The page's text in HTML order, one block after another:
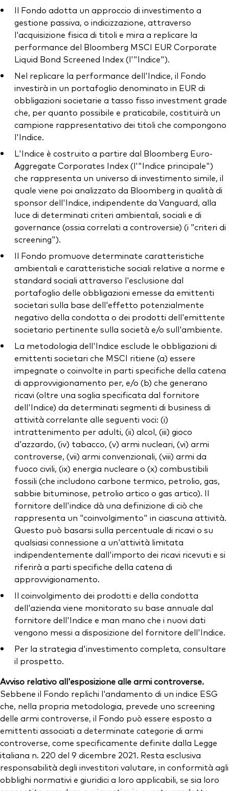
Il Fondo adotta un approccio di investimento a
gestione passiva, o indicizzazione, attraverso
l'acquisizione fisica di titoli e mira a replicare la
performance del Bloomberg MSCI EUR Corporate
Liquid Bond Screened Index (l'"Indice").
Nel replicare la performance dell'Indice, il Fondo
investirà in un portafoglio denominato in EUR di
obbligazioni societarie a tasso fisso investment grade
che, per quanto possibile e praticabile, costituirà un
campione rappresentativo dei titoli che compongono
l'Indice.
L'Indice è costruito a partire dal Bloomberg Euro-
Aggregate Corporates Index (l'"Indice principale")
che rappresenta un universo di investimento simile, il
quale viene poi analizzato da Bloomberg in qualità di
sponsor dell'Indice, indipendente da Vanguard, alla
luce di determinati criteri ambientali, sociali e di
governance (ossia correlati a controversie) (i "criteri di
screening").
Il Fondo promuove determinate caratteristiche
ambientali e caratteristiche sociali relative a norme e
standard sociali attraverso l'esclusione dal
portafoglio delle obbligazioni emesse da emittenti
societari sulla base dell'effetto potenzialmente
negativo della condotta o dei prodotti dell'emittente
societario pertinente sulla società e/o sull'ambiente.
La metodologia dell'Indice esclude le obbligazioni di
emittenti societari che MSCI ritiene (a) essere
impegnate o coinvolte in parti specifiche della catena
di approvvigionamento per, e/o (b) che generano
ricavi (oltre una soglia specificata dal fornitore
dell'Indice) da determinati segmenti di business di
attività correlante alle seguenti voci: (i)
intrattenimento per adulti, (ii) alcol, (iii) gioco
d'azzardo, (iv) tabacco, (v) armi nucleari, (vi) armi
controverse, (vii) armi convenzionali, (viii) armi da
fuoco civili, (ix) energia nucleare o (x) combustibili
fossili (che includono carbone termico, petrolio, gas,
sabbie bituminose, petrolio artico o gas artico). Il
fornitore dell'indice dà una definizione di ciò che
rappresenta un "coinvolgimento" in ciascuna attività.
Questo può basarsi sulla percentuale di ricavi o su
qualsiasi connessione a un'attività limitata
indipendentemente dall'importo dei ricavi ricevuti e si
riferirà a parti specifiche della catena di
approvvigionamento.
Il coinvolgimento dei prodotti e della condotta
dell'azienda viene monitorato su base annuale dal
fornitore dell'Indice e man mano che i nuovi dati
vengono messi a disposizione del fornitore dell'Indice.
Per la strategia d'investimento completa, consultare
il prospetto.
Avviso relativo all'esposizione alle armi controverse.
Sebbene il Fondo replichi l'andamento di un indice ESG
che, nella propria metodologia, prevede uno screening
delle armi controverse, il Fondo può essere esposto a
emittenti associati a determinate categorie di armi
controverse, come specificamente definite dalla Legge
italiana n. 220 del 9 dicembre 2021. Resta esclusiva
responsabilità degli investitori valutare, in conformità agli
obblighi normativi e giuridici a loro applicabili, se sia loro